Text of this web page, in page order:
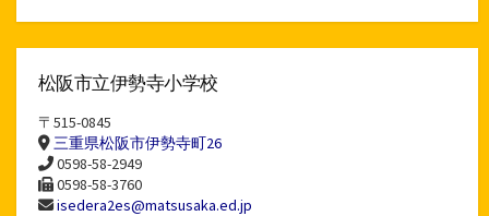
松阪市立伊勢寺小学校
〒515-0845
三重県松阪市伊勢寺町26
0598-58-2949
0598-58-3760
isedera2es@matsusaka.ed.jp